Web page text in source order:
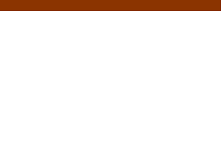
Handgemachtes mit Seele